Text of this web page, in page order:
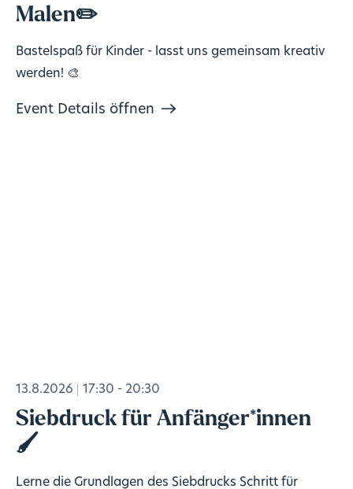
Malen✏️
Bastelspaß für Kinder - lasst uns gemeinsam kreativ
werden! 🎨
Event Details öffnen
13.8.2026 17:30 - 20:30
Siebdruck für Anfänger*innen
🖌️
Lerne die Grundlagen des Siebdrucks Schritt für